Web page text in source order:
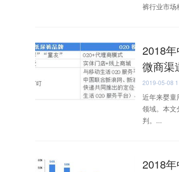
裤行业市场
2018
微商渠
2019-05-08
近年来婴童
领域。本文
判。...
2018